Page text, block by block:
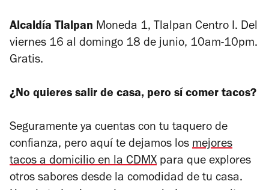
Alcaldía Tlalpan Moneda 1, Tlalpan Centro I. Del
viernes 16 al domingo 18 de junio, 10am-10pm.
Gratis.
¿No quieres salir de casa, pero sí comer tacos?
Seguramente ya cuentas con tu taquero de
confianza, pero aquí te dejamos los mejores
tacos a domicilio en la CDMX para que explores
otros sabores desde la comodidad de tu casa.